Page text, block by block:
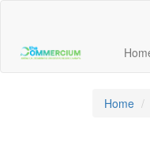
Content
Sidebar
Home